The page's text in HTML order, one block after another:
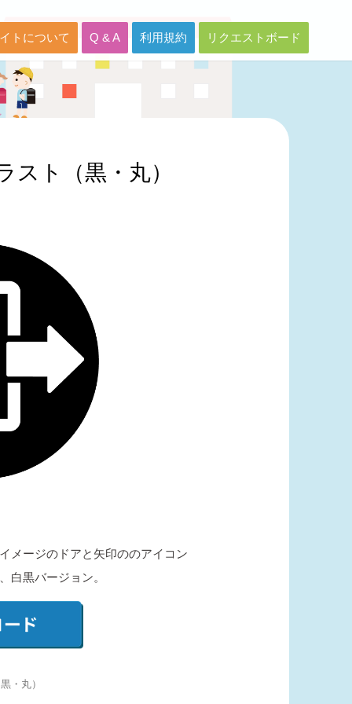
トについて Q & A 利用規約 リクエストボード
スト（黒・丸）
メージのドアと矢印ののアイコン
白黒バージョン。
・丸）